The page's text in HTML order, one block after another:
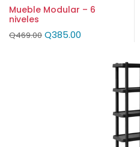
Mueble Modular – 6
niveles
Q469.00 Q385.00